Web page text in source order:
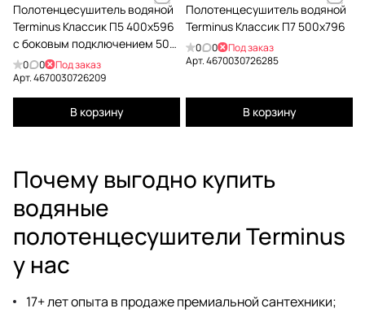
Полотенцесушитель водяной
Terminus Классик П5 400x596
с боковым подключением 500
4670030726209
0 0
Под заказ
Арт.4670030726209
В корзину
Полотенцесушитель водяной
Terminus Классик П7 500x796
0 0
Под заказ
Арт.4670030726285
В корзину
Почему выгодно купить
водяные
полотенцесушители Terminus
у нас
17+ лет опыта в продаже премиальной сантехники;